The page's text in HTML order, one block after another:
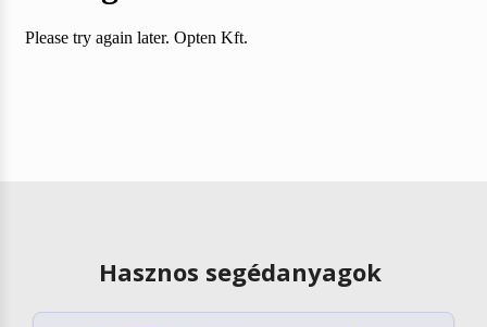
Hasznos segédanyagok